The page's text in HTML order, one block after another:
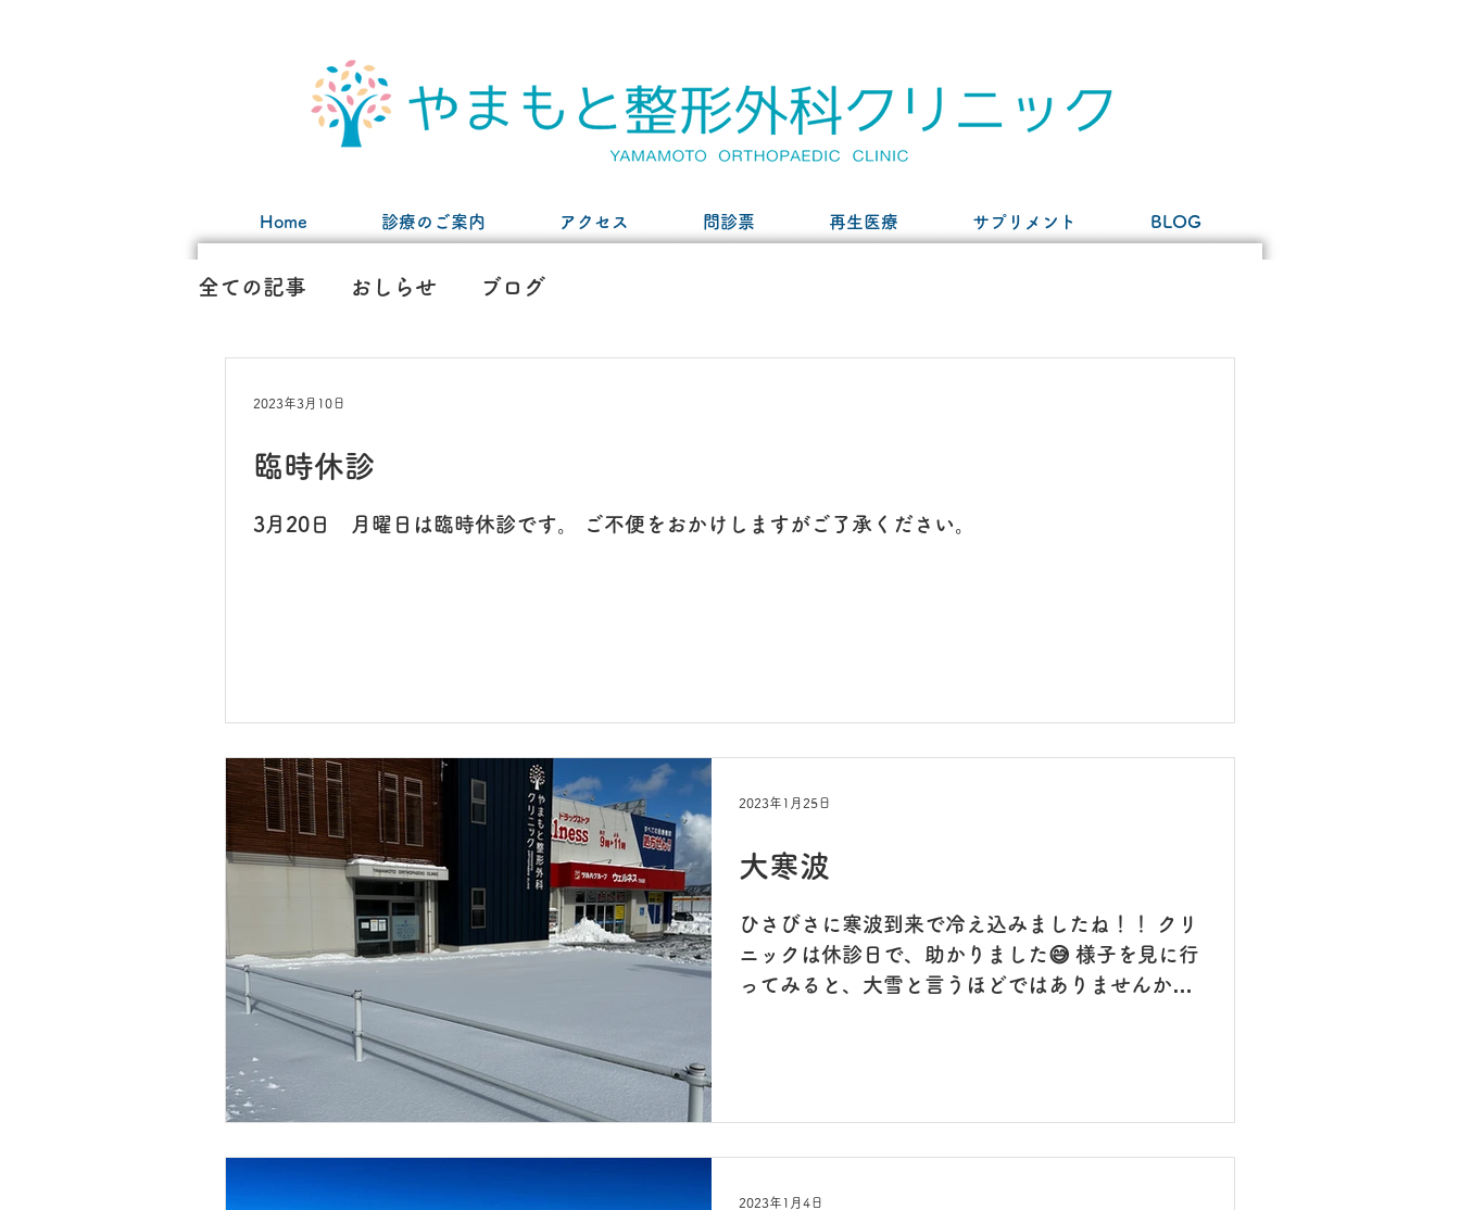
全ての記事 おしらせ ブログ
臨時休診
3月20日 月曜日は臨時休診です。 ご不便をおかけしますがご了承ください。
2023年3月10日
大寒波
ひさびさに寒波到来で冷え込みましたね！！ クリ
ニックは休診日で、助かりました😅 様子を見に行
ってみると、大雪と言うほどではありませんか、
2023年1月25日
2023年1月4日
Home 診療のご案内 アクセス 問診票 再生医療 サプリメント BLOG